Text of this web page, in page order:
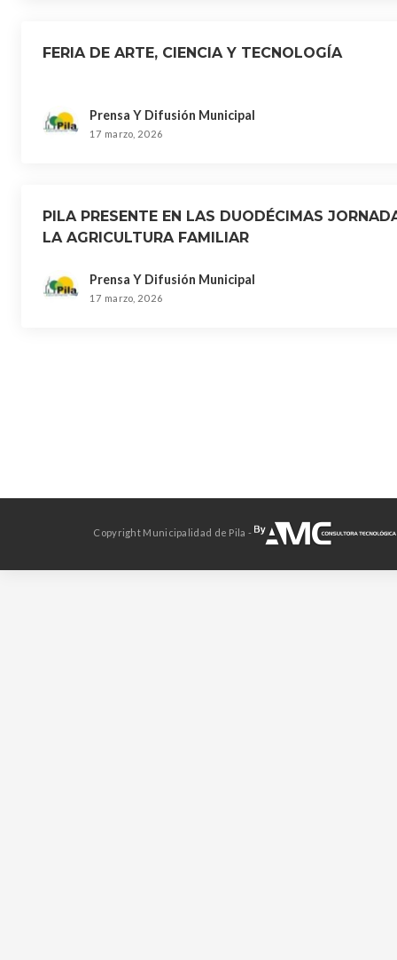
FERIA DE ARTE, CIENCIA Y TECNOLOGÍA
Prensa Y Difusión Municipal
17 marzo, 2026
PILA PRESENTE EN LAS DUODÉCIMAS
LA AGRICULTURA FAMILIAR
Prensa Y Difusión Municipal
17 marzo, 2026
Copyright Municipalidad de Pila -